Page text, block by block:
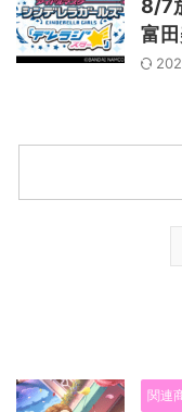
8/7
富
関連